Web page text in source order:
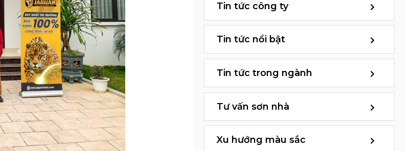
Tin tức công ty
Tin tức nổi bật
Tin tức trong ngành
Tư vấn sơn nhà
Xu hướng màu sắc